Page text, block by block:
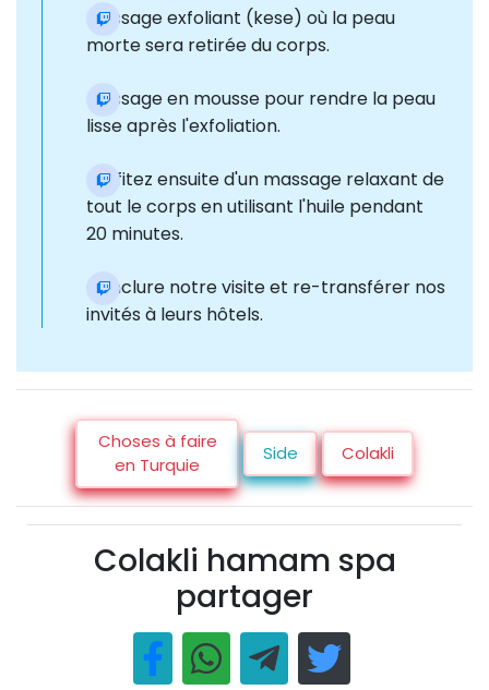
Massage exfoliant (kese) où la peau
morte sera retirée du corps.
Massage en mousse pour rendre la peau
lisse après l'exfoliation.
Profitez ensuite d'un massage relaxant de
tout le corps en utilisant l'huile pendant
20 minutes.
Conclure notre visite et re-transférer nos
invités à leurs hôtels.
Choses à faire
en Turquie
Side Colakli
Colakli hamam spa
partager